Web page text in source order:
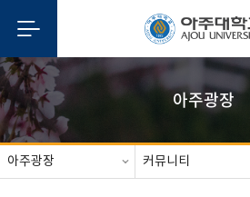
아주광장
아주광장 커뮤니티